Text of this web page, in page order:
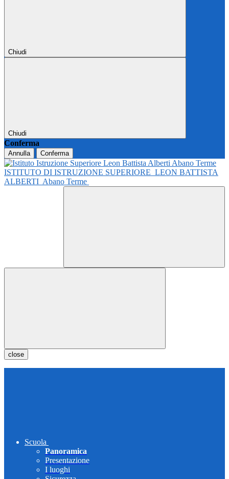
Chiudi
Chiudi
Conferma
Annulla Conferma
ISTITUTO DI ISTRUZIONE SUPERIORE LEON BATTISTA
ALBERTI Abano Terme
close
Scuola
Panoramica
Presentazione
I luoghi